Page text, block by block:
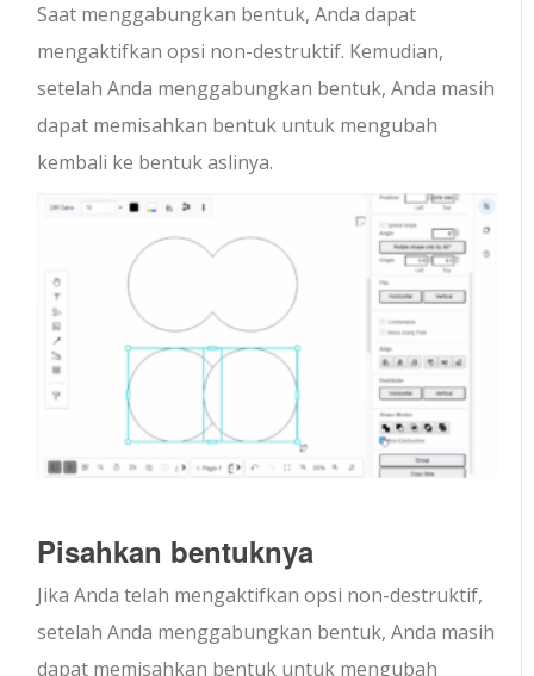
Saat menggabungkan bentuk, Anda dapat
mengaktifkan opsi non-destruktif. Kemudian,
setelah Anda menggabungkan bentuk, Anda masih
dapat memisahkan bentuk untuk mengubah
kembali ke bentuk aslinya.
Pisahkan bentuknya
Jika Anda telah mengaktifkan opsi non-destruktif,
setelah Anda menggabungkan bentuk, Anda masih
dapat memisahkan bentuk untuk mengubah